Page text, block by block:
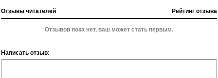
Отзывы читателей Рейтинг отзыва
Отзывов пока нет, ваш может стать первым.
Написать отзыв: